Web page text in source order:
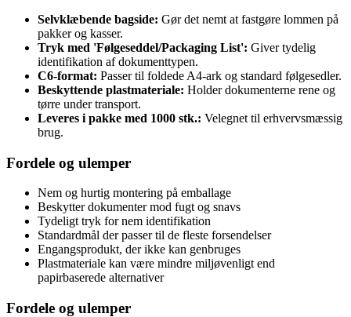
Selvklæbende bagside: Gør det nemt at fastgøre lommen på
pakker og kasser.
Tryk med 'Følgeseddel/Packaging List': Giver tydelig
identifikation af dokumenttypen.
C6-format: Passer til foldede A4-ark og standard følgesedler.
Beskyttende plastmateriale: Holder dokumenterne rene og
tørre under transport.
Leveres i pakke med 1000 stk.: Velegnet til erhvervsmæssig
brug.
Fordele og ulemper
Nem og hurtig montering på emballage
Beskytter dokumenter mod fugt og snavs
Tydeligt tryk for nem identifikation
Standardmål der passer til de fleste forsendelser
Engangsprodukt, der ikke kan genbruges
Plastmateriale kan være mindre miljøvenligt end
papirbaserede alternativer
Fordele og ulemper